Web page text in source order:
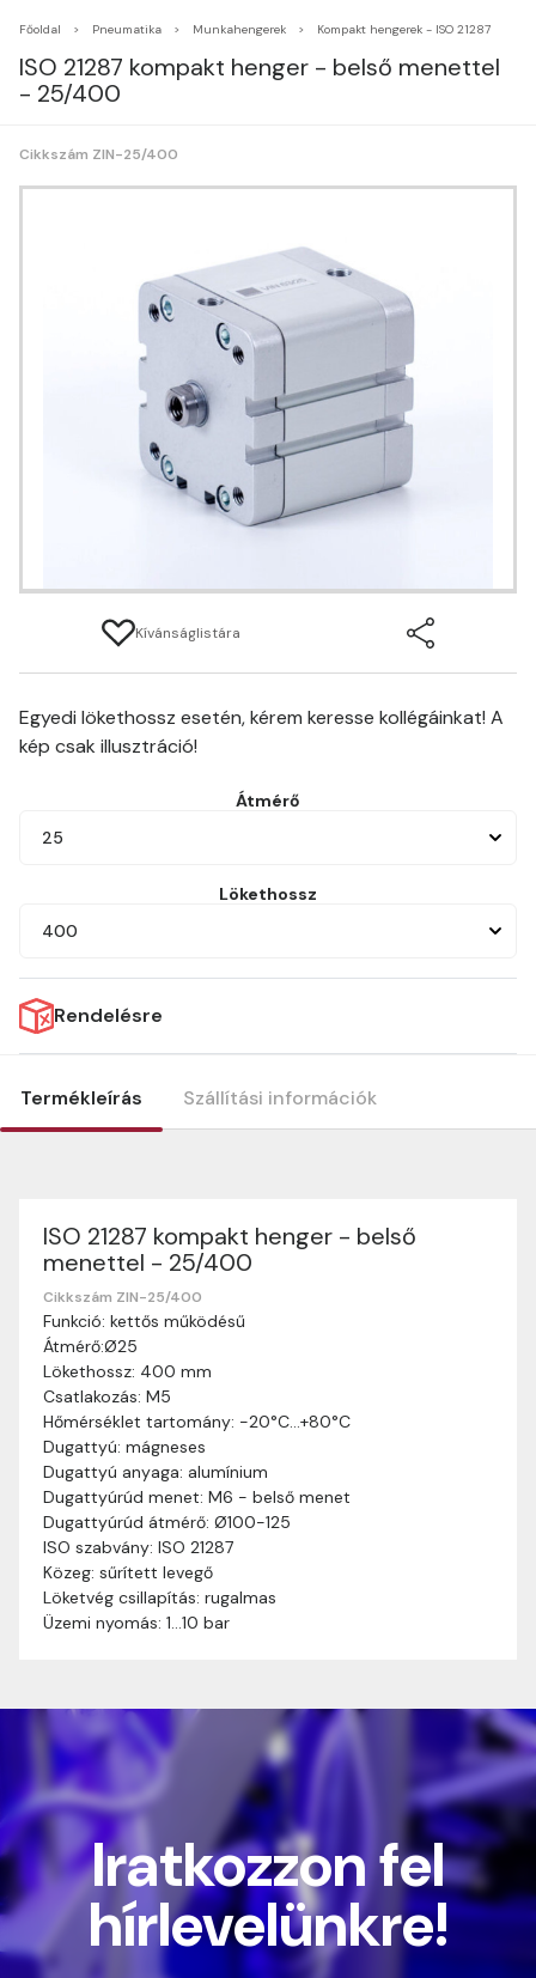
Főoldal Pneumatika Munkahengerek Kompakt hengerek - ISO 21287
ISO 21287 kompakt henger - belső menettel
- 25/400
Cikkszám ZIN-25/400
Kívánságlistára
Egyedi lökethossz esetén, kérem keresse kollégáinkat! A
kép csak illusztráció!
Átmérő
25
Lökethossz
400
Rendelésre
Termékleírás Szállítási információk
ISO 21287 kompakt henger - belső
menettel - 25/400
Cikkszám ZIN-25/400
Funkció: kettős működésű
Átmérő:Ø25
Lökethossz: 400 mm
Csatlakozás: M5
Hőmérséklet tartomány: -20°C…+80°C
Dugattyú: mágneses
Dugattyú anyaga: alumínium
Dugattyúrúd menet: M6 - belső menet
Dugattyúrúd átmérő: Ø100-125
ISO szabvány: ISO 21287
Közeg: sűrített levegő
Löketvég csillapítás: rugalmas
Üzemi nyomás: 1…10 bar
Szállítási információk
Nagyon köszönjük, hogy webshopunkat választottátok
vásárlásaitokhoz. Az alábbiakban megtaláljátok szállítási
információinkat, hogy a vásárlásotok gördülékenyen és
zökkenőmentesen történhessen.
Szállítási idő:
munkanapon belül kézbesítjük. Amennyiben
valamilyen okból kifolyólag a szállítás hosszabb
ideig tart, előre értesítünk benneteket.
Szállítási díj: A szállítási díj függ a termék súlyától
és a szállítási cím távolságától. A pontos szállítási
díjat a vásárlás folyamata során megtekinthetitek,
mielőtt a rendelést véglegesítitek.
Iratkozzon fel
hírlevelünkre!